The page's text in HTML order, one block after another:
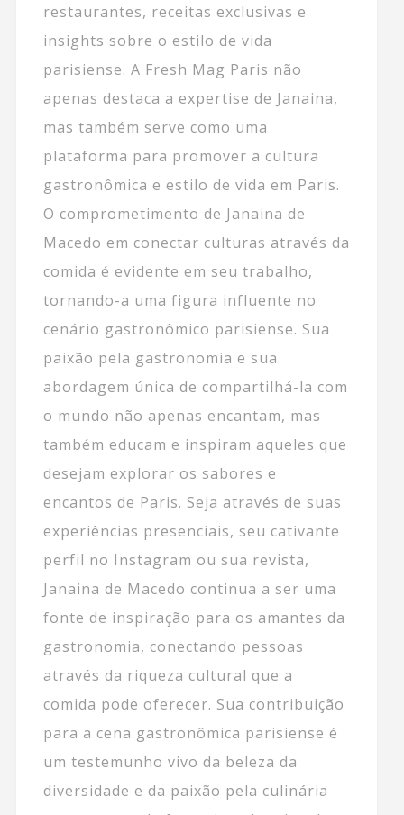
restaurantes, receitas exclusivas e
insights sobre o estilo de vida
parisiense. A Fresh Mag Paris não
apenas destaca a expertise de Janaina,
mas também serve como uma
plataforma para promover a cultura
gastronômica e estilo de vida em Paris.
O comprometimento de Janaina de
Macedo em conectar culturas através da
comida é evidente em seu trabalho,
tornando-a uma figura influente no
cenário gastronômico parisiense. Sua
paixão pela gastronomia e sua
abordagem única de compartilhá-la com
o mundo não apenas encantam, mas
também educam e inspiram aqueles que
desejam explorar os sabores e
encantos de Paris. Seja através de suas
experiências presenciais, seu cativante
perfil no Instagram ou sua revista,
Janaina de Macedo continua a ser uma
fonte de inspiração para os amantes da
gastronomia, conectando pessoas
através da riqueza cultural que a
comida pode oferecer. Sua contribuição
para a cena gastronômica parisiense é
um testemunho vivo da beleza da
diversidade e da paixão pela culinária